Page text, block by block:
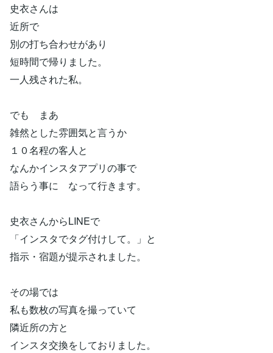
史衣さんは
近所で
別の打ち合わせがあり
短時間で帰りました。
一人残された私。
でも まあ
雑然とした雰囲気と言うか
１０名程の客人と
なんかインスタアプリの事で
語らう事に なって行きます。
史衣さんからLINEで
「インスタでタグ付けして。」と
指示・宿題が提示されました。
その場では
私も数枚の写真を撮っていて
隣近所の方と
インスタ交換をしておりました。